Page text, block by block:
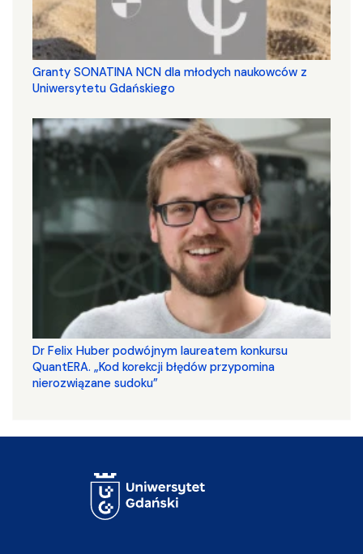
Granty SONATINA NCN dla młodych naukowców z
Uniwersytetu Gdańskiego
Dr Felix Huber podwójnym laureatem konkursu
QuantERA. „Kod korekcji błędów przypomina
nierozwiązane sudoku”